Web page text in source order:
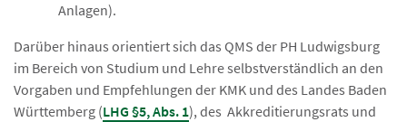
Anlagen).
Darüber hinaus orientiert sich das QMS der PH Ludwigsburg
im Bereich von Studium und Lehre selbstverständlich an den
Vorgaben und Empfehlungen der KMK und des Landes Baden
Württemberg (LHG §5, Abs. 1), des Akkreditierungsrats und